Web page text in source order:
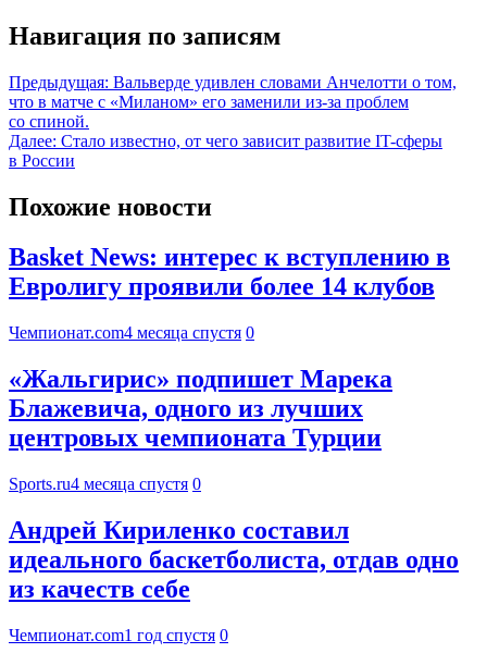
Навигация по записям
Предыдущая: Вальверде удивлен словами Анчелотти о том,
что в матче с «Миланом» его заменили из-за проблем
со спиной.
Далее: Стало известно, от чего зависит развитие IT-сферы
в России
Похожие новости
Basket News: интерес к вступлению в
Евролигу проявили более 14 клубов
Чемпионат.com4 месяца спустя 0
«Жальгирис» подпишет Марека
Блажевича, одного из лучших
центровых чемпионата Турции
Sports.ru4 месяца спустя 0
Андрей Кириленко составил
идеального баскетболиста, отдав одно
из качеств себе
Чемпионат.com1 год спустя 0